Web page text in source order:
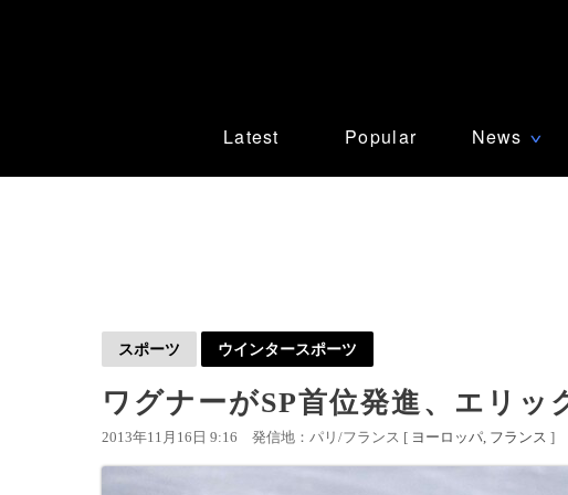
Latest Popular News ∨
スポーツ ウインタースポーツ
ワグナーがSP首位発進、エリッ
2013年11月16日 9:16 発信地：パリ/フランス [ ヨーロッパ フランス ]